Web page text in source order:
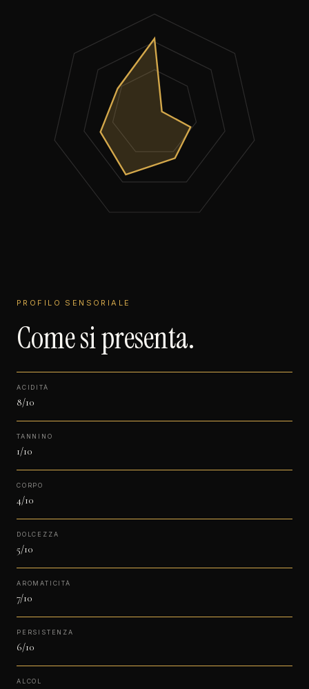
PROFILO SENSORIALE
Come si presenta.
ACIDITÀ
8/10
TANNINO
1/10
CORPO
4/10
DOLCEZZA
5/10
AROMATICITÀ
7/10
PERSISTENZA
6/10
ALCOL